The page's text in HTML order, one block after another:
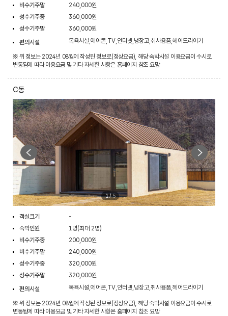
비수기주말
240,000원
성수기주중
360,000원
성수기주말
360,000원
편의시설
목욕시설,에어콘,TV,인터넷,냉장고,취사용품,헤어드라이기
※ 위 정보는 2024년 08월에 작성된 정보로(정상요금), 해당 숙박시설 이용요금이 수시로
변동됨에 따라 이용요금 및 기타 자세한 사항은 홈페이지 참조 요망
C동
1/5
객실크기
-
숙박인원
1명(최대 2명)
비수기주중
200,000원
비수기주말
240,000원
성수기주중
320,000원
성수기주말
320,000원
편의시설
목욕시설,에어콘,TV,인터넷,냉장고,취사용품,헤어드라이기
※ 위 정보는 2024년 08월에 작성된 정보로(정상요금), 해당 숙박시설 이용요금이 수시로
변동됨에 따라 이용요금 및 기타 자세한 사항은 홈페이지 참조 요망